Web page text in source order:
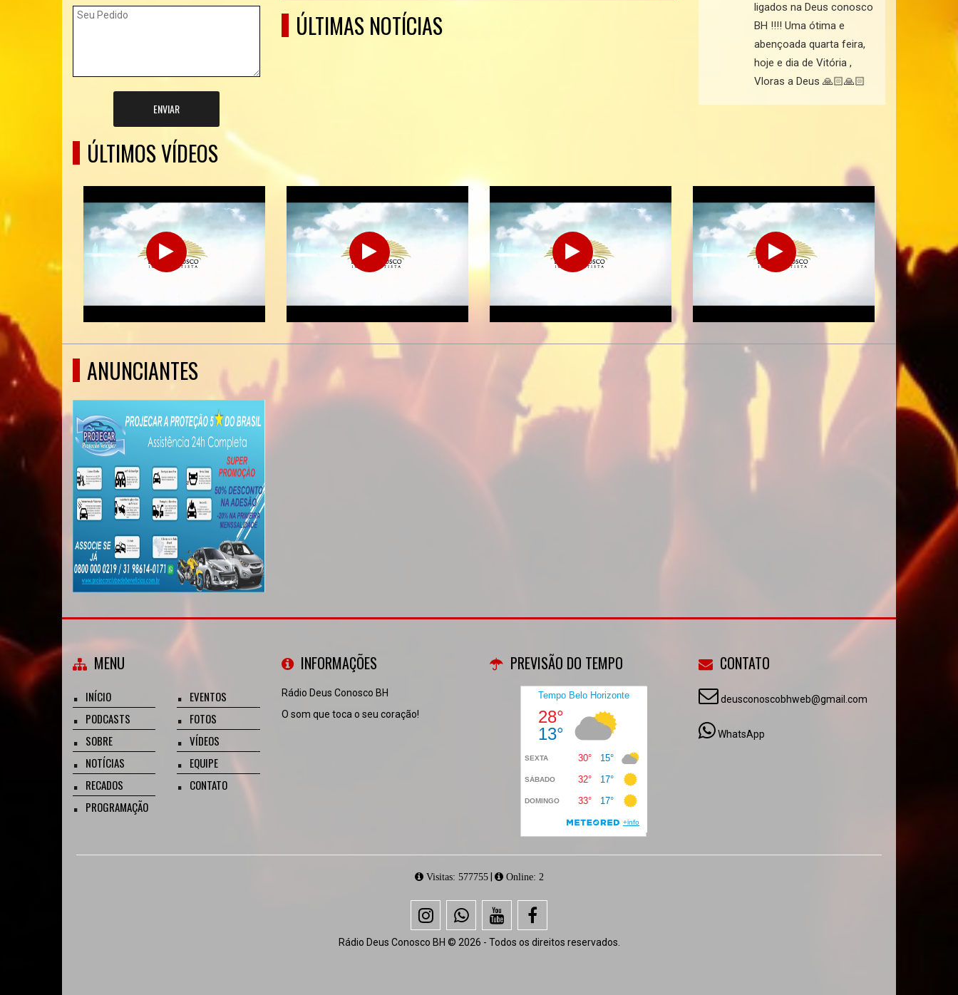
ENVIAR
ÚLTIMAS NOTÍCIAS
ligados na Deus conosco
BH !!!! Uma ótima e
abençoada quarta feira,
hoje e dia de Vitória ,
Vloras a Deus 🙏🏻🙏🏻
ÚLTIMOS VÍDEOS
ANUNCIANTES
MENU
INÍCIO
PODCASTS
SOBRE
NOTÍCIAS
RECADOS
PROGRAMAÇÃO
EVENTOS
FOTOS
VÍDEOS
EQUIPE
CONTATO
INFORMAÇÕES
Rádio Deus Conosco BH
O som que toca o seu coração!
PREVISÃO DO TEMPO CONTATO
deusconoscobhweb@gmail.com
WhatsApp
Visitas: 577755| Online: 2
Rádio Deus Conosco BH © 2026 - Todos os direitos reservados.